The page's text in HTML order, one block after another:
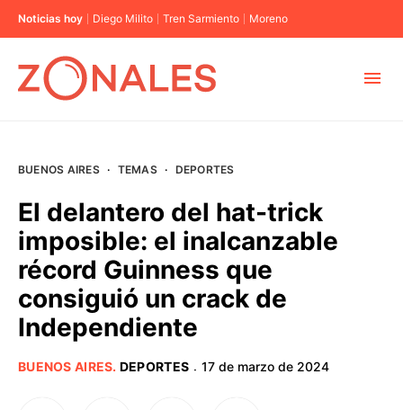
Noticias hoy Diego Milito Tren Sarmiento Moreno
BUENOS AIRES
PROVINCIAS
BUENOS AIRES · TEMAS · DEPORTES
El delantero del hat-trick
imposible: el inalcanzable
récord Guinness que
consiguió un crack de
Independiente
BUENOS AIRES. DEPORTES · 17 de marzo de 2024